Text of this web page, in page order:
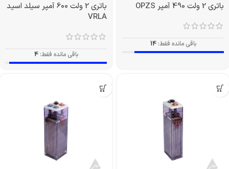
باتری 2 ولت 490 آمپر OPZS
باقی مانده فقط: 14
باتری 2 ولت 600 آمپر سیلد اسید
VRLA
باقی مانده فقط: 4